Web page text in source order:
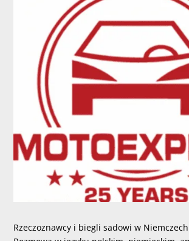
Rzeczoznawcy i biegli sadowi w